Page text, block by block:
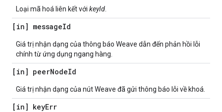
Loại mã hoá liên kết với keyId
[in] messageId
Giá trị nhận dạng của thông báo Weave dẫn đến phản hồi lỗi
chính từ ứng dụng ngang hàng.
[in] peerNodeId
Giá trị nhận dạng của nút Weave đã gửi thông báo lỗi về khoá.
[in] keyErr